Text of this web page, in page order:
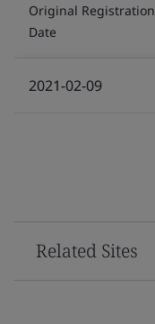
Original Registration
Date
2021-02-09
Related Sites